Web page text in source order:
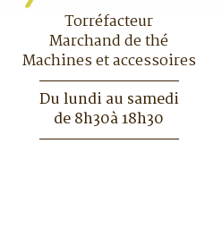
Torréfacteur
Marchand de thé
Machines et accessoires
Du lundi au samedi
de 8h30à 18h30